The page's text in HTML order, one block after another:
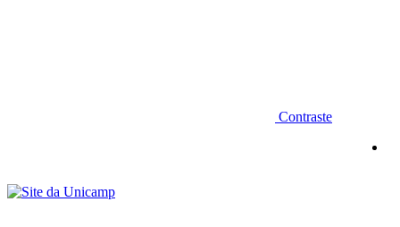
Contraste